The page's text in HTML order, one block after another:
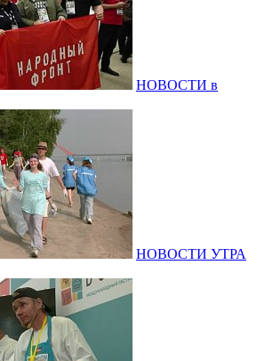
НОВОСТИ в
НОВОСТИ УТРА